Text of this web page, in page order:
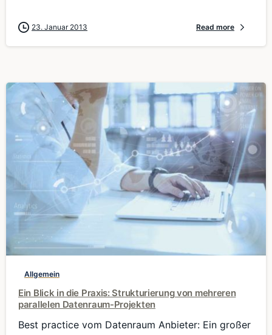
23. Januar 2013 Read more
Allgemein
Ein Blick in die Praxis: Strukturierung von mehreren
parallelen Datenraum-Projekten
Best practice vom Datenraum Anbieter: Ein großer